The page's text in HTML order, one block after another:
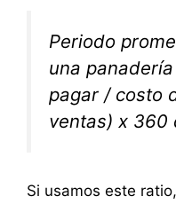
Periodo
una
pagar / costo
ventas) x 360
Si usamos este